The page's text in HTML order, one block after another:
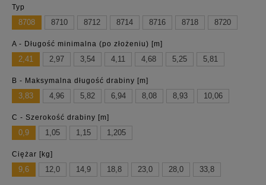
Typ
8708 8710 8712 8714 8716 8718 8720
A - Długość minimalna (po złożeniu) [m]
2,41 2,97 3,54 4,11 4,68 5,25 5,81
B - Maksymalna długość drabiny [m]
3,83 4,96 5,82 6,94 8,08 8,93 10,06
C - Szerokość drabiny [m]
0,9 1,05 1,15 1,205
Ciężar [kg]
9,6 12,0 14,9 18,8 23,0 28,0 33,8